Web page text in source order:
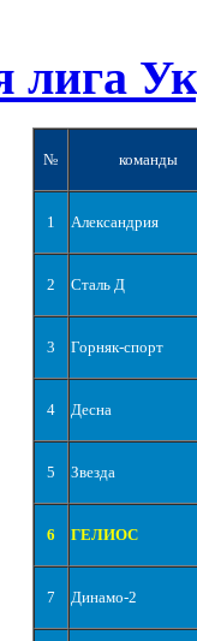
лига
№ команды
1 Александрия
2 Сталь Д
3 Горняк-спорт
4 Десна
5 Звезда
6 ГЕЛИОС
7 Динамо-2